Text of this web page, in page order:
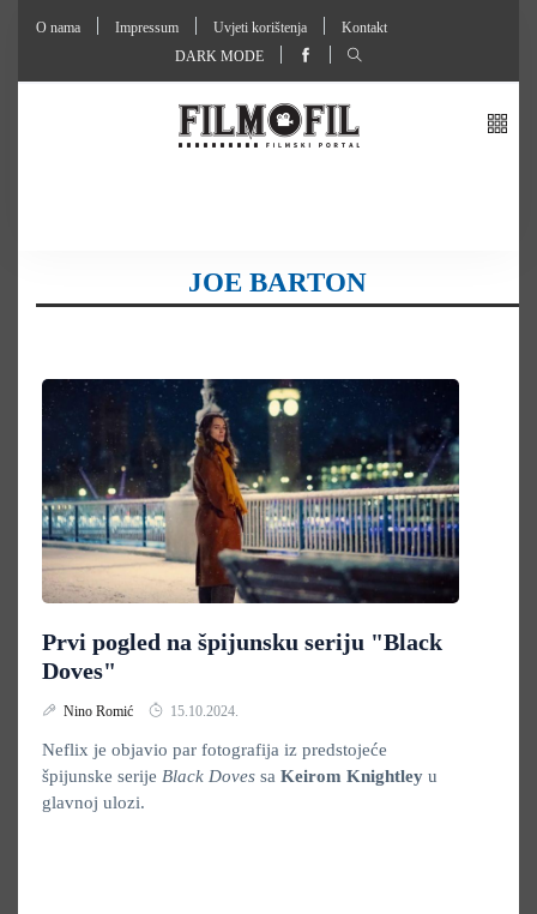
O nama Impressum Uvjeti korištenja
Kontakt
DARK MODE
JOE BARTON
Prvi pogled na špijunsku seriju "Black
Doves"
Nino Romić 15.10.2024.
Neflix je objavio par fotografija iz predstojeće
špijunske serije Black Doves sa Keirom Knightley u
glavnoj ulozi.